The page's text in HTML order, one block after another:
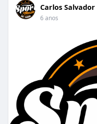
Carlos Salvador
6 anos